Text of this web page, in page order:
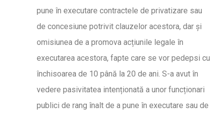
pune în executare contractele de privatizare sau
de concesiune potrivit clauzelor acestora, dar și
omisiunea de a promova acțiunile legale în
executarea acestora, fapte care se vor pedepsi cu
închisoarea de 10 până la 20 de ani. S-a avut în
vedere pasivitatea intenționată a unor funcționari
publici de rang înalt de a pune în executare sau de